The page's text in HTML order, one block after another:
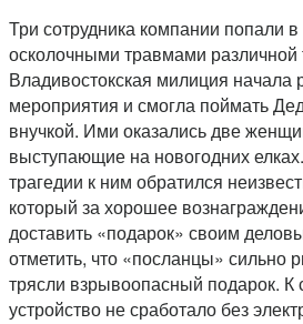
Три сотрудника компании попали
осколочными травмами различной
Владивостокская милиция начала
мероприятия и смогла поймать
внучкой. Ими оказались две
выступающие на новогодних
трагедии к ним обратился
который за хорошее
доставить «подарок» своим
отметить, что «посланцы» сильно
трясли взрывоопасный подарок. К
устройство не сработало без